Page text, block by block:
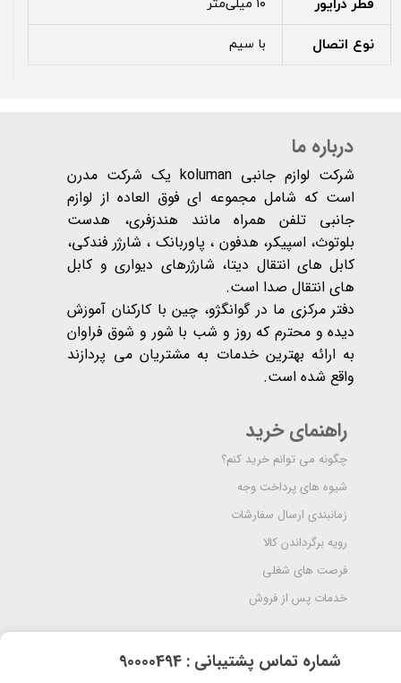
قطر درایور ۱۰ میلی‌متر
نوع اتصال با سیم
درباره ما
شرکت لوازم جانبی koluman یک شرکت مدرن
است که شامل مجموعه ای فوق العاده از لوازم
جانبی تلفن همراه مانند هندزفری، هدست
بلوتوث، اسپیکر، هدفون ، پاوربانک ، شارژر فندکی،
کابل های انتقال دیتا، شارژرهای دیواری و کابل
های انتقال صدا است.
دفتر مرکزی ما در گوانگژو، چین با کارکنان آموزش
دیده و محترم که روز و شب با شور و شوق فراوان
به ارائه بهترین خدمات به مشتریان می پردازند
واقع شده است​​​​​​​.
راهنمای خرید
چگونه می توانم خرید کنم؟
شیوه های پرداخت وجه
زمانبندی ارسال سفارشات
رویه برگرداندن کالا
فرصت های شغلی
خدمات پس از فروش
​شماره تماس پشتیبانی : 90000494